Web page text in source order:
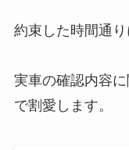
約束した時間通り
実車の確認内容
で割愛します。